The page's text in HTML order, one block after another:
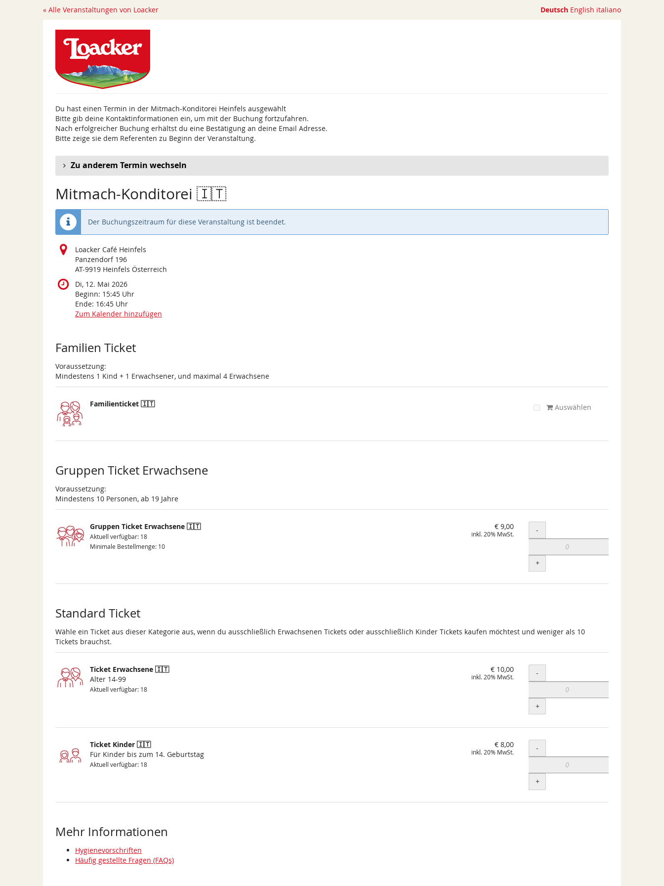
Deutsch English italiano
« Alle Veranstaltungen von Loacker
Du hast einen Termin in der Mitmach-Konditorei Heinfels ausgewählt
Bitte gib deine Kontaktinformationen ein, um mit der Buchung fortzufahren.
Nach erfolgreicher Buchung erhältst du eine Bestätigung an deine Email Adresse.
Bitte zeige sie dem Referenten zu Beginn der Veranstaltung.
Zu anderem Termin wechseln
Mitmach-Konditorei 🇮🇹
Der Buchungszeitraum für diese Veranstaltung ist beendet.
Loacker Café Heinfels
Panzendorf 196
AT-9919 Heinfels Österreich
Di, 12. Mai 2026
Beginn: 15:45 Uhr
Ende: 16:45 Uhr
Zum Kalender hinzufügen
Produkte
Familien Ticket
Voraussetzung:
Mindestens 1 Kind + 1 Erwachsener, und maximal 4 Erwachsene
Familienticket 🇮🇹 Auswählen
Gruppen Ticket Erwachsene
Voraussetzung:
Mindestens 10 Personen, ab 19 Jahre
Gruppen Ticket Erwachsene 🇮🇹
Aktuell verfügbar: 18
Minimale Bestellmenge: 10
€ 9,00
inkl. 20% MwSt. Menge
-
+
Standard Ticket
Wähle ein Ticket aus dieser Kategorie aus, wenn du ausschließlich Erwachsenen Tickets oder ausschließlich Kinder Tickets kaufen möchtest und weniger als 10
Tickets brauchst.
Ticket Erwachsene 🇮🇹
Alter 14-99
Aktuell verfügbar: 18
€ 10,00
inkl. 20% MwSt. Menge
-
+
Ticket Kinder 🇮🇹
Für Kinder bis zum 14. Geburtstag
Aktuell verfügbar: 18
€ 8,00
inkl. 20% MwSt. Menge
-
+
Mehr Informationen
Hygienevorschriften
Häufig gestellte Fragen (FAQs)